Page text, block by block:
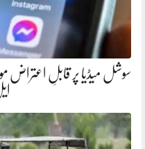
سوشل میڈیا پر قابلِ اعتراض